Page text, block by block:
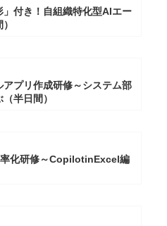
」付き！自組織特化型AIエー
プリ作成研修～システム部
半日間）
化研修～CopilotinExcel編